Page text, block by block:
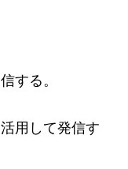
する。
用して発信す